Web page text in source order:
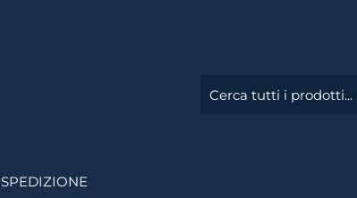
SPEDIZIONE